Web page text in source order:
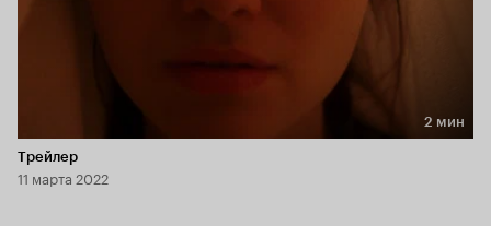
Длительность 2 мин
2 мин
Трейлер
11 марта 2022